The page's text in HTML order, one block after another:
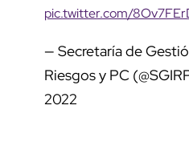
pic.twitter.com/
— Secretaría de
Riesgos y PC
2022